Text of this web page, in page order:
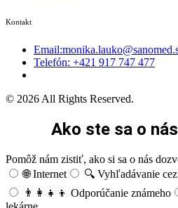
Kontakt
Telefón: +421 917 747 477
© 2026 All Rights Reserved.
Ako ste sa o
Pomôž nám zistiť, ako si sa o nás
🌐 Internet
🔍 Vyhľadávanie
👨‍👩‍👧‍👦 Odporúčanie známeho